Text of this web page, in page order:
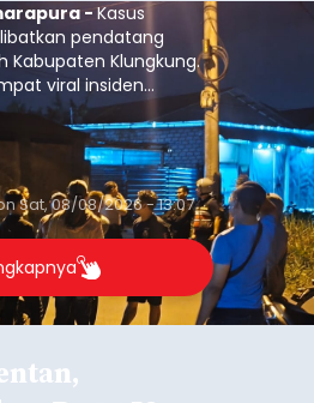
-Kasus
pendatang
Kabupaten Klungkung.
viral insiden
peristiwa serupa
asal Kabupaten
Nusa Tenggara Timur
Sat, 08/08/2026 - 13:07